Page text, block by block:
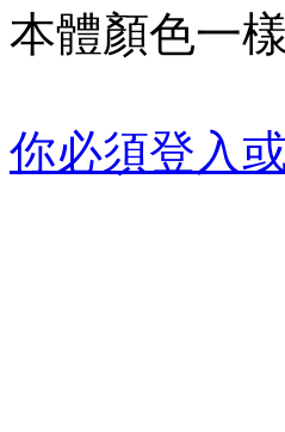
本體顏色一樣
你必須登入